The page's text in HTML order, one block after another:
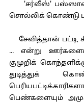
'சர்வீஸ்'
சொல்லிக் கொண்டு
சேவித்தான்
... என்று
குமுறிக்
துடித்துக்
பெண்களையும்